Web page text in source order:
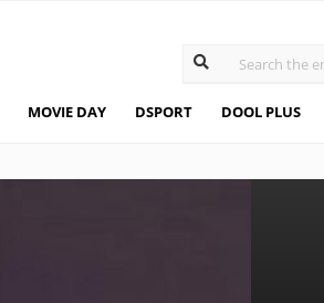
MOVIE DAY DSPORT DOOL PLUS